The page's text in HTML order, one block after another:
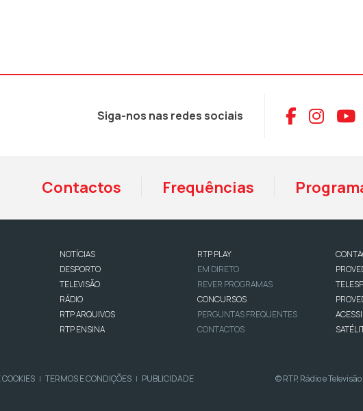
Siga-nos nas redes sociais
Contactos Frequências
NOTÍCIAS
DESPORTO
TELEVISÃO
RÁDIO
RTP ARQUIVOS
RTP ENSINA
RTP PLAY
EM DIRETO
REVER PROGRAMAS
CONCURSOS
PERGUNTAS FREQUENTES
CONTACTOS
| TERMOS E CONDIÇÕES | PUBLICIDADE © RTP, Rádio e